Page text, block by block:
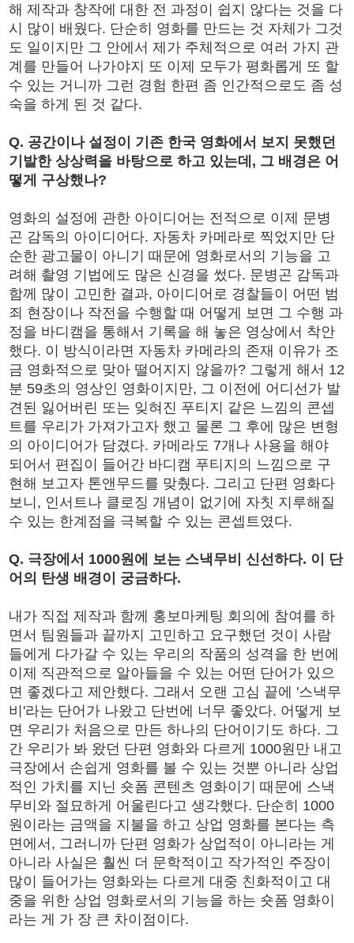
해 제작과 창작에 대한 전 과정이 쉽지 않다는 것을 다
시 많이 배웠다. 단순히 영화를 만드는 것 자체가 그것
도 일이지만 그 안에서 제가 주체적으로 여러 가지 관
계를 만들어 나가야지 또 이제 모두가 평화롭게 또 할
수 있는 거니까 그런 경험 한편 좀 인간적으로도 좀 성
숙을 하게 된 것 같다.
Q. 공간이나 설정이 기존 한국 영화에서 보지 못했던
기발한 상상력을 바탕으로 하고 있는데, 그 배경은 어
떻게 구상했나?
영화의 설정에 관한 아이디어는 전적으로 이제 문병
곤 감독의 아이디어다. 자동차 카메라로 찍었지만 단
순한 광고물이 아니기 때문에 영화로서의 기능을 고
려해 촬영 기법에도 많은 신경을 썼다. 문병곤 감독과
함께 많이 고민한 결과, 아이디어로 경찰들이 어떤 범
죄 현장이나 작전을 수행할 때 어떻게 보면 그 수행 과
정을 바디캠을 통해서 기록을 해 놓은 영상에서 착안
했다. 이 방식이라면 자동차 카메라의 존재 이유가 조
금 영화적으로 맞아 떨어지지 않을까? 그렇게 해서 12
분 59초의 영상인 영화이지만, 그 이전에 어디선가 발
견된 잃어버린 또는 잊혀진 푸티지 같은 느낌의 콘셉
트를 우리가 가져가고자 했고 물론 그 후에 많은 변형
의 아이디어가 담겼다. 카메라도 7개나 사용을 해야
되어서 편집이 들어간 바디캠 푸티지의 느낌으로 구
현해 보고자 톤앤무드를 맞췄다. 그리고 단편 영화다
보니, 인서트나 클로징 개념이 없기에 자칫 지루해질
수 있는 한계점을 극복할 수 있는 콘셉트였다.
Q. 극장에서 1000원에 보는 스낵무비 신선하다. 이 단
어의 탄생 배경이 궁금하다.
내가 직접 제작과 함께 홍보마케팅 회의에 참여를 하
면서 팀원들과 끝까지 고민하고 요구했던 것이 사람
들에게 다가갈 수 있는 우리의 작품의 성격을 한 번에
이제 직관적으로 알아들을 수 있는 어떤 단어가 있으
면 좋겠다고 제안했다. 그래서 오랜 고심 끝에 '스낵무
비'라는 단어가 나왔고 단번에 너무 좋았다. 어떻게 보
면 우리가 처음으로 만든 하나의 단어이기도 하다. 그
간 우리가 봐 왔던 단편 영화와 다르게 1000원만 내고
극장에서 손쉽게 영화를 볼 수 있는 것뿐 아니라 상업
적인 가치를 지닌 숏폼 콘텐츠 영화이기 때문에 스낵
무비와 절묘하게 어울린다고 생각했다. 단순히 1000
원이라는 금액을 지불을 하고 상업 영화를 본다는 측
면에서, 그러니까 단편 영화가 상업적이 아니라는 게
아니라 사실은 훨씬 더 문학적이고 작가적인 주장이
많이 들어가는 영화와는 다르게 대중 친화적이고 대
중을 위한 상업 영화로서의 기능을 하는 숏폼 영화이
라는 게 가 장 큰 차이점이다.